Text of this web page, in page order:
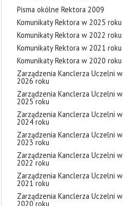
Pisma okólne Rektora 2009
Komunikaty Rektora w 2025 roku
Komunikaty Rektora w 2022 roku
Komunikaty Rektora w 2021 roku
Komunikaty Rektora w 2020 roku
Zarządzenia Kanclerza Uczelni w
2026 roku
Zarządzenia Kanclerza Uczelni w
2025 roku
Zarządzenia Kanclerza Uczelni w
2024 roku
Zarządzenia Kanclerza Uczelni w
2023 roku
Zarządzenia Kanclerza Uczelni w
2022 roku
Zarządzenia Kanclerza Uczelni w
2021 roku
Zarządzenia Kanclerza Uczelni w
2020 roku